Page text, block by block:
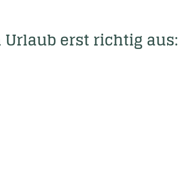
Urlaub erst richtig aus: